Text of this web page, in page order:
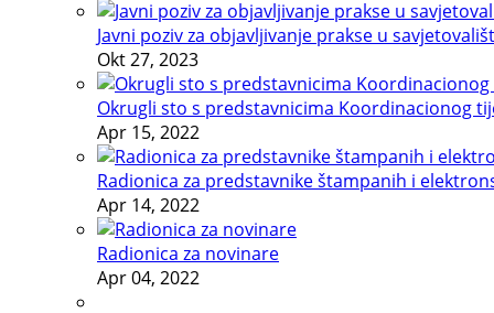
Javni poziv za objavljivanje prakse u
Okt 27, 2023
Okrugli sto s predstavnicima Koordinacionog
Apr 15, 2022
Radionica za predstavnike štampanih i
Apr 14, 2022
Radionica za novinare
Apr 04, 2022